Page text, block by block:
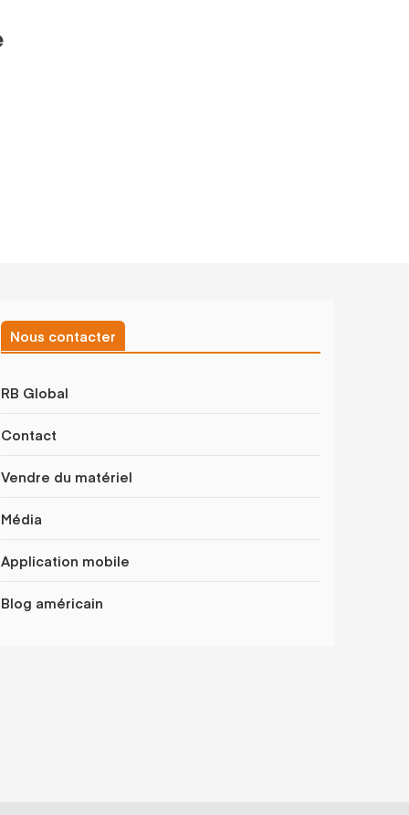
Nous contacter
RB Global
Contact
Vendre du matériel
Média
Application mobile
Blog américain